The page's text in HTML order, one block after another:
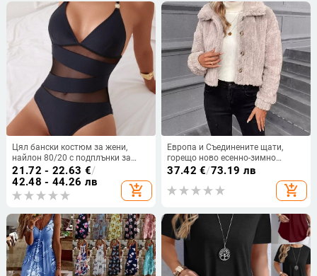
Цял бански костюм за жени,
найлон 80/20 с подплънки за
бюста, подплата спандекс 20%,
без ръкави
21.72 - 22.63 €/
42.48 - 44.26 лв
add_shopping_cart
Европа и Съединените щати,
горещо ново есенно-зимно
двустранно плюшено ежедневно
жилетко с копчета ~ AliExpress
independent
37.42 €/73.19 лв
add_shopping_cart